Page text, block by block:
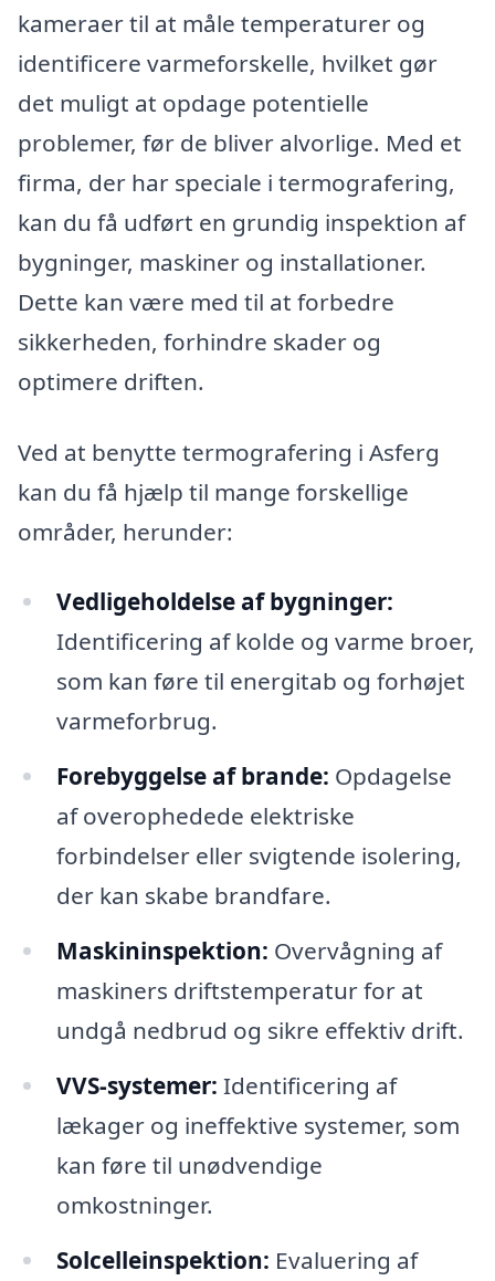
kameraer til at måle temperaturer og
identificere varmeforskelle, hvilket gør
det muligt at opdage potentielle
problemer, før de bliver alvorlige. Med et
firma, der har speciale i termografering,
kan du få udført en grundig inspektion af
bygninger, maskiner og installationer.
Dette kan være med til at forbedre
sikkerheden, forhindre skader og
optimere driften.
Ved at benytte termografering i Asferg
kan du få hjælp til mange forskellige
områder, herunder:
Vedligeholdelse af bygninger:
Identificering af kolde og varme broer,
som kan føre til energitab og forhøjet
varmeforbrug.
Forebyggelse af brande: Opdagelse
af overophedede elektriske
forbindelser eller svigtende isolering,
der kan skabe brandfare.
Maskininspektion: Overvågning af
maskiners driftstemperatur for at
undgå nedbrud og sikre effektiv drift.
VVS-systemer: Identificering af
lækager og ineffektive systemer, som
kan føre til unødvendige
omkostninger.
Solcelleinspektion: Evaluering af